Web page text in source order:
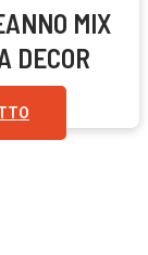
MIX
DECOR